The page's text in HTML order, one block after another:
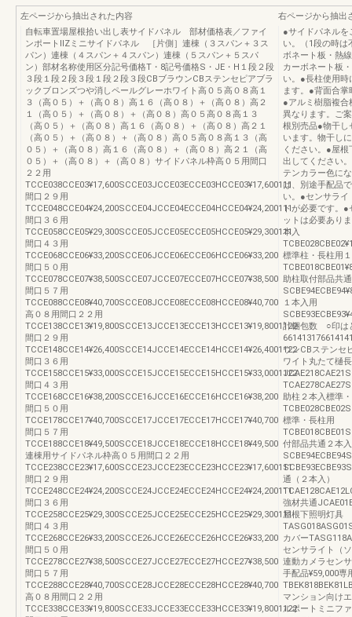
左ページから抽出された内容
自転車置場屋根拾い出し表サイドパネル 部材価格表／ファイ
ンポートⅡZミニサイドパネル ［片側］連棟（３スパン＋３ス
パン）連棟（４スパン＋４スパン）連棟（５スパン＋５スパ
ン）部材名称使用区分記号価格T・8記号価格S・JE・H１段２段
３段１段２段３段１段２段３段CBブラウンCBステンセピアブラ
ックブロンズつや消しペールグレーホワイト高０５高０８高１
３（高０５）＋（高０８）高１６（高０８）＋（高０８）高２
１（高０５）＋（高０８）＋（高０８）高０５高０８高１３
（高０５）＋（高０８）高１６（高０８）＋（高０８）高２１
（高０５）＋（高０８）＋（高０８）高０５高０８高１３（高
０５）＋（高０８）高１６（高０８）＋（高０８）高２１（高
０５）＋（高０８）＋（高０８）サイドパネル枠高０５用間口
２２用
TCCE038CCE03¥17,600SCCE03JCCE03ECCE03HCCE03¥17,600111
間口２９用
TCCE048CCE04¥24,200SCCE04JCCE04ECCE04HCCE04¥24,200111
間口３６用
TCCE058CCE05¥29,300SCCE05JCCE05ECCE05HCCE05¥29,300111
間口４３用
TCCE068CCE06¥33,200SCCE06JCCE06ECCE06HCCE06¥33,200
間口５０用
TCCE078CCE07¥38,500SCCE07JCCE07ECCE07HCCE07¥38,500
間口５７用
TCCE088CCE08¥40,700SCCE08JCCE08ECCE08HCCE08¥40,700
高０８用間口２２用
TCCE138CCE13¥19,800SCCE13JCCE13ECCE13HCCE13¥19,8001122
間口２９用
TCCE148CCE14¥26,400SCCE14JCCE14ECCE14HCCE14¥26,4001122
間口３６用
TCCE158CCE15¥33,000SCCE15JCCE15ECCE15HCCE15¥33,0001122
間口４３用
TCCE168CCE16¥38,200SCCE16JCCE16ECCE16HCCE16¥38,200
間口５０用
TCCE178CCE17¥40,700SCCE17JCCE17ECCE17HCCE17¥40,700
間口５７用
TCCE188CCE18¥49,500SCCE18JCCE18ECCE18HCCE18¥49,500
連棟用サイドパネル枠高０５用間口２２用
TCCE238CCE23¥17,600SCCE23JCCE23ECCE23HCCE23¥17,600111
間口２９用
TCCE248CCE24¥24,200SCCE24JCCE24ECCE24HCCE24¥24,200111
間口３６用
TCCE258CCE25¥29,300SCCE25JCCE25ECCE25HCCE25¥29,300111
間口４３用
TCCE268CCE26¥33,200SCCE26JCCE26ECCE26HCCE26¥33,200
間口５０用
TCCE278CCE27¥38,500SCCE27JCCE27ECCE27HCCE27¥38,500
間口５７用
TCCE288CCE28¥40,700SCCE28JCCE28ECCE28HCCE28¥40,700
高０８用間口２２用
TCCE338CCE33¥19,800SCCE33JCCE33ECCE33HCCE33¥19,8001122
右ページから抽出
●サイドパネルを
い。（1段の時は
ボネート板・熱
カーボネート板
い。●長柱使用時
ます。●背面合
●アルミ樹脂複合
異なります。ご
根別売品●物干し
います。物干し
ください。●屋
出してください
テンカラー色に
は、別途手配品
い。●センサライ
トが必要です。●
ットは必要あり
本入
標準柱・長柱用
助柱取付部品共
１本入用
計梱包数 ○印は
ウンCBステンセ
ワイト丸たて樋
助柱２本入標準
標準・長柱用
付部品共通２本
通（２本入）
強材共通
屋根下照明灯具
カバー
センサライト（
連動カメラセン
手配品¥59,000専
マンション向け
ルポートミニフ